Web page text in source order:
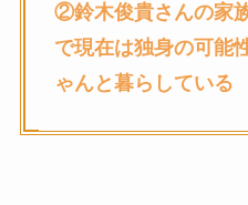
②鈴木俊貴さんの家
で現在は独身の可能
ゃんと暮らしている